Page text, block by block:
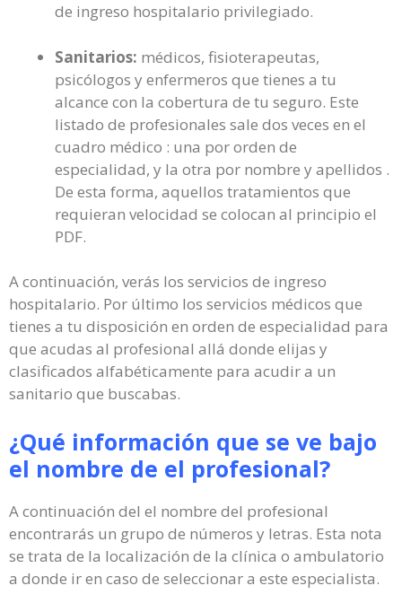
de ingreso hospitalario privilegiado.
Sanitarios: médicos, fisioterapeutas,
psicólogos y enfermeros que tienes a tu
alcance con la cobertura de tu seguro. Este
listado de profesionales sale dos veces en el
cuadro médico : una por orden de
especialidad, y la otra por nombre y apellidos .
De esta forma, aquellos tratamientos que
requieran velocidad se colocan al principio el
PDF.
A continuación, verás los servicios de ingreso
hospitalario. Por último los servicios médicos que
tienes a tu disposición en orden de especialidad para
que acudas al profesional allá donde elijas y
clasificados alfabéticamente para acudir a un
sanitario que buscabas.
¿Qué información que se ve bajo
el nombre de el profesional?
A continuación del el nombre del profesional
encontrarás un grupo de números y letras. Esta nota
se trata de la localización de la clínica o ambulatorio
a donde ir en caso de seleccionar a este especialista.